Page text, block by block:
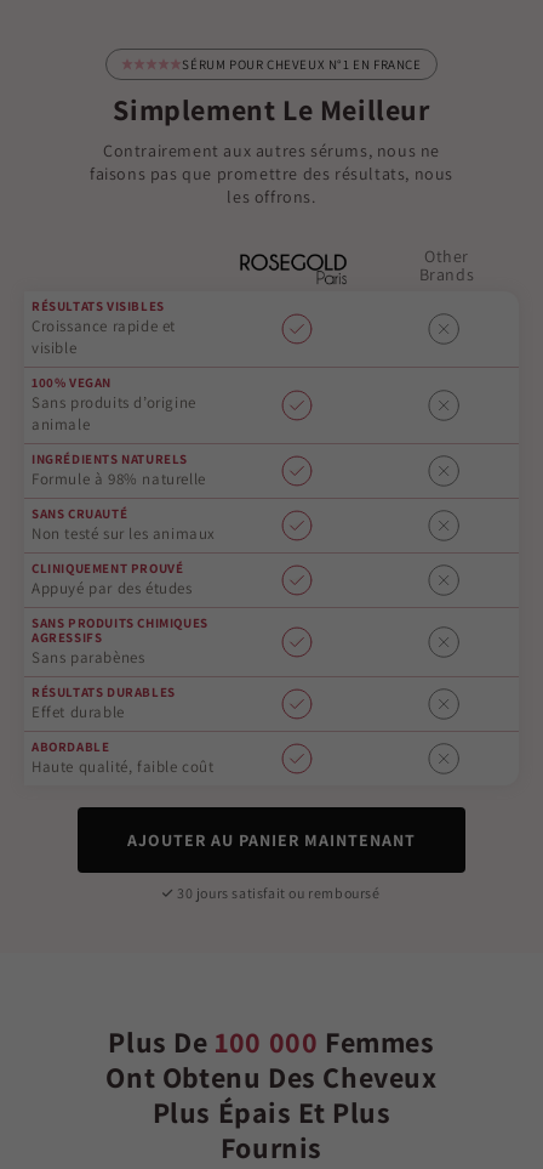
SÉRUM POUR CHEVEUX N°1 EN FRANCE
Simplement Le Meilleur
Contrairement aux autres sérums, nous ne
faisons pas que promettre des résultats, nous
les offrons.
Other
Brands
RÉSULTATS VISIBLES
Croissance rapide et
visible
100% VEGAN
Sans produits d’origine
animale
INGRÉDIENTS NATURELS
Formule à 98% naturelle
SANS CRUAUTÉ
Non testé sur les animaux
CLINIQUEMENT PROUVÉ
Appuyé par des études
SANS PRODUITS CHIMIQUES
AGRESSIFS
Sans parabènes
RÉSULTATS DURABLES
Effet durable
ABORDABLE
Haute qualité, faible coût
AJOUTER AU PANIER MAINTENANT
30 jours satisfait ou remboursé
Plus De 100 000 Femmes
Ont Obtenu Des Cheveux
Plus Épais Et Plus
Fournis